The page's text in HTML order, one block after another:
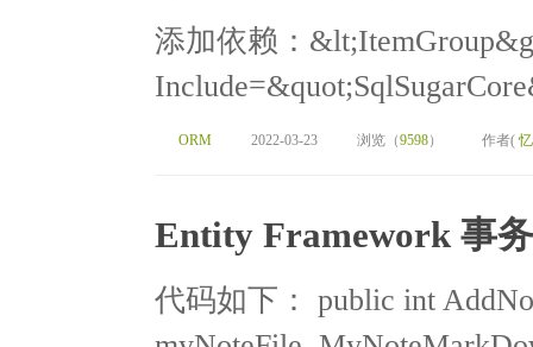
添加依赖：
ORM 2022-03-23 浏览（9598） 作者(
Entity Framework 事务
代码如下： public int